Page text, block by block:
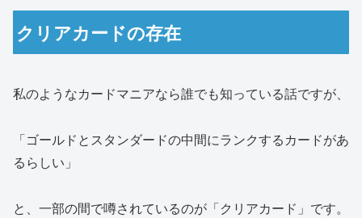
クリアカードの存在
私のようなカードマニアなら誰でも知っている話ですが、
「ゴールドとスタンダードの中間にランクするカードがあ
るらしい」
と、一部の間で噂されているのが「クリアカード 」です。